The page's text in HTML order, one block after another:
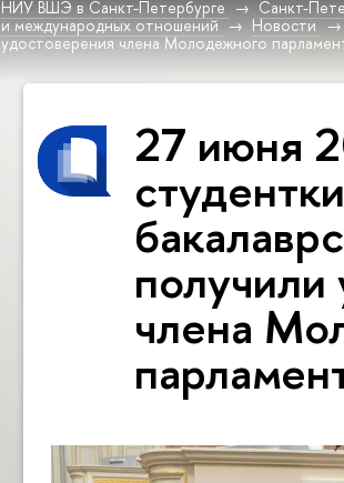
НИУ ВШЭ в Санкт-Петербурге Санкт-
и международных отношений
Новости
удостоверения члена Молодежного
27 июня
получили
члена